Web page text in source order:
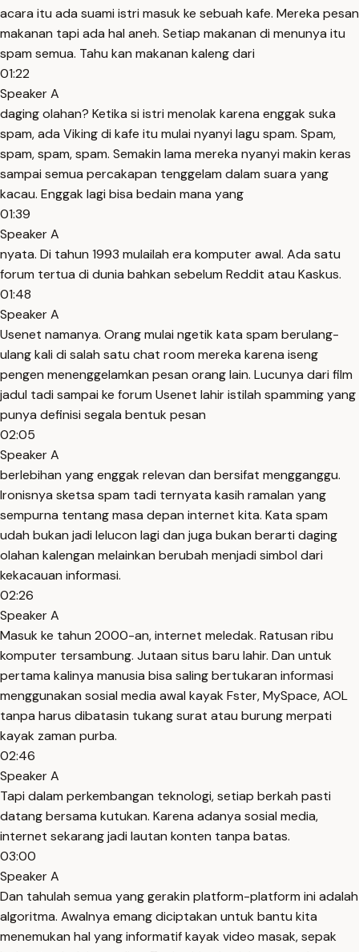
acara itu ada suami istri masuk ke sebuah kafe. Mereka pesan
makanan tapi ada hal aneh. Setiap makanan di menunya itu
spam semua. Tahu kan makanan kaleng dari
01:22
Speaker A
daging olahan? Ketika si istri menolak karena enggak suka
spam, ada Viking di kafe itu mulai nyanyi lagu spam. Spam,
spam, spam, spam. Semakin lama mereka nyanyi makin keras
sampai semua percakapan tenggelam dalam suara yang
kacau. Enggak lagi bisa bedain mana yang
01:39
Speaker A
nyata. Di tahun 1993 mulailah era komputer awal. Ada satu
forum tertua di dunia bahkan sebelum Reddit atau Kaskus.
01:48
Speaker A
Usenet namanya. Orang mulai ngetik kata spam berulang-
ulang kali di salah satu chat room mereka karena iseng
pengen menenggelamkan pesan orang lain. Lucunya dari film
jadul tadi sampai ke forum Usenet lahir istilah spamming yang
punya definisi segala bentuk pesan
02:05
Speaker A
berlebihan yang enggak relevan dan bersifat mengganggu.
Ironisnya sketsa spam tadi ternyata kasih ramalan yang
sempurna tentang masa depan internet kita. Kata spam
udah bukan jadi lelucon lagi dan juga bukan berarti daging
olahan kalengan melainkan berubah menjadi simbol dari
kekacauan informasi.
02:26
Speaker A
Masuk ke tahun 2000-an, internet meledak. Ratusan ribu
komputer tersambung. Jutaan situs baru lahir. Dan untuk
pertama kalinya manusia bisa saling bertukaran informasi
menggunakan sosial media awal kayak Fster, MySpace, AOL
tanpa harus dibatasin tukang surat atau burung merpati
kayak zaman purba.
02:46
Speaker A
Tapi dalam perkembangan teknologi, setiap berkah pasti
datang bersama kutukan. Karena adanya sosial media,
internet sekarang jadi lautan konten tanpa batas.
03:00
Speaker A
Dan tahulah semua yang gerakin platform-platform ini adalah
algoritma. Awalnya emang diciptakan untuk bantu kita
menemukan hal yang informatif kayak video masak, sepak